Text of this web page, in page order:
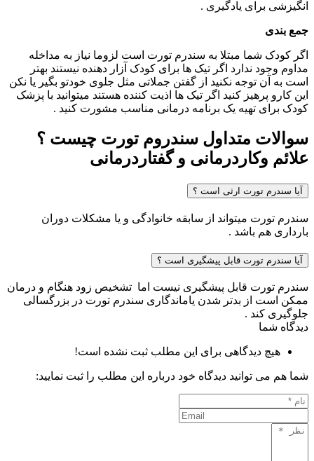
انگیزشی برای یادگیری .
جمع بندی
اگر کودک شما مبتلا به سندرم تورت است لزوما نیاز به مداخله
مداوم وجود ندارد اگر تیک ها برای کودک آزار دهنده نیستند بهتر
است به آن توجه نکنید از گفتن جملاتی مثل جلوی خودتو بگیر یا نکن
این کارو پرهیز کنید اگر تیک ها اذیت کننده هستند میتوانید با پزشک
کودک برای تهیه یک برنامه درمانی مناسب مشورت کنید .
سوالات متداول سندروم تورت چیست ؟
علائم وکاردرمانی و گفتاردرمانی
آیا سندرم تورت ارثی است ؟
سندرم تورت میتواند از سابقه خانوادگی و یا مشکلات دوران
بارداری هم باشد .
آیا سندرم تورت قابل پیشگیری است ؟
سندرم تورت قابل پیشگیری نیست اما تشخیص زود هنگام و درمان
ممکن است از بدتر شدن یاماندگاری سندرم تورت در بزرگسالی
جلوگیری کند .
دیدگاه شما
هیچ دیدگاهی برای این مطلب ثبت نشده است!
شما هم می توانید دیدگاه خود درباره این مطلب را ثبت نمایید: